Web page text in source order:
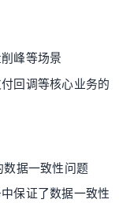
峰等场景
回调等核心业务的
据一致性问题
保证了数据一致性